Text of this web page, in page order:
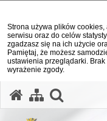
Strona używa plików cookies,
serwisu oraz do celów
zgadzasz się na ich użycie
Pamiętaj, że możesz
ustawienia przeglądarki.
wyrażenie zgody.